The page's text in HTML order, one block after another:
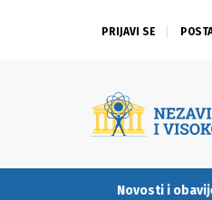
PRIJAVI SE
Novosti i